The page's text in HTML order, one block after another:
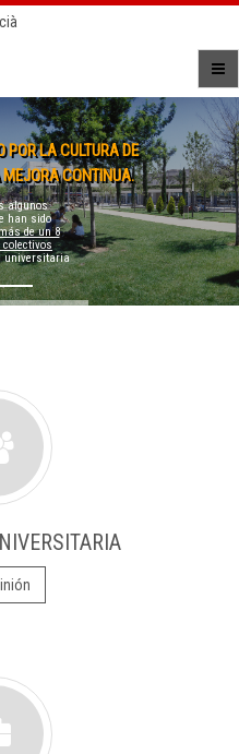
POR LA CULTURA DE
CONTINUA.
algunos
han sido
de un 8
universitaria